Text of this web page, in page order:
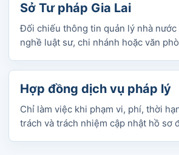
Sở Tư pháp Gia Lai
Đối chiếu thông tin quản lý nhà nước
nghề luật sư, chi nhánh hoặc văn
Hợp đồng dịch vụ pháp lý
Chỉ làm việc khi phạm vi, phí, thời
trách và trách nhiệm cập nhật hồ sơ